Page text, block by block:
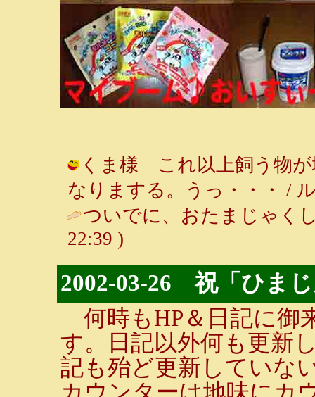
くま様 これ以上飼う物が
なりまする。うっ・・・ /
ついでに、おたまじゃく
22:39 )
2002-03-26 祝「ひま
何時もHP＆日記に御
す。日記以外何も更新
記も殆ど更新していな